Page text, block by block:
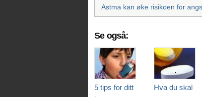
Astma kan øke risikoen for
Se også:
5 tips for ditt
Hva du skal